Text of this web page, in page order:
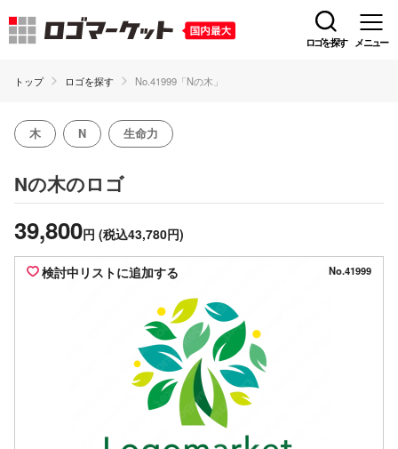
ロゴを探す メニュー
トップ ロゴを探す No.41999「Nの木」
木 N 生命力
Nの木のロゴ
39,800円 (税込43,780円)
検討中リストに追加する No.41999